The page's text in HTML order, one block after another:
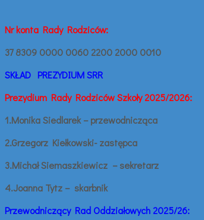
Nr konta Rady Rodziców:
37 8309 0000 0060 2200 2000 0010
SKŁAD PREZYDIUM SRR
Prezydium Rady Rodziców Szkoły 2025/2026:
1.Monika Siedlarek – przewodnicząca
2.Grzegorz Kiełkowski- zastępca
3.Michał Siemaszkiewicz – sekretarz
4.Joanna Tytz – skarbnik
Przewodniczący Rad Oddziałowych 2025/26: